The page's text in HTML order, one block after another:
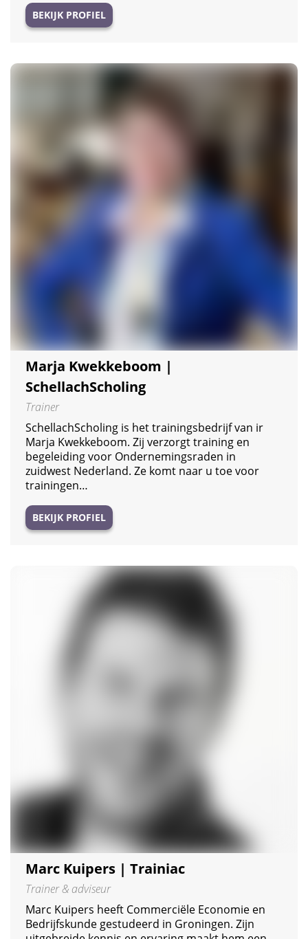
BEKIJK PROFIEL
Marja Kwekkeboom |
SchellachScholing
Trainer
SchellachScholing is het trainingsbedrijf van ir
Marja Kwekkeboom. Zij verzorgt training en
begeleiding voor Ondernemingsraden in
zuidwest Nederland. Ze komt naar u toe voor
trainingen…
BEKIJK PROFIEL
Marc Kuipers | Trainiac
Trainer & adviseur
Marc Kuipers heeft Commerciële Economie en
Bedrijfskunde gestudeerd in Groningen. Zijn